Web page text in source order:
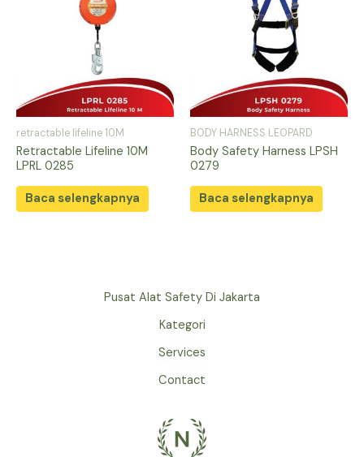
retractable lifeline 10M
Retractable Lifeline 10M
LPRL 0285
Baca selengkapnya
BODY HARNESS LEOPARD
Body Safety Harness LPSH
0279
Baca selengkapnya
Pusat Alat Safety Di Jakarta
Kategori
Services
Contact